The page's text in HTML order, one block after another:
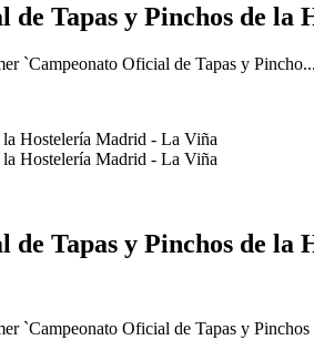
Tapas y Pinchos de la
`Campeonato Oficial de Tapas y Pincho...
Tapas y Pinchos de la
`Campeonato Oficial de Tapas y